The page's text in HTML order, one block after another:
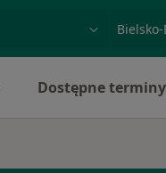
miasto
Dostępne terminy